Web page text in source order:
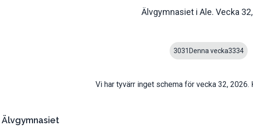
Älvgymnasieti Ale. Vecka 32,
3031 Denna vecka3334
Vi har tyvärr inget schema för vecka 32, 2026.
Älvgymnasiet